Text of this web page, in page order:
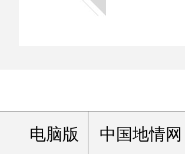
电脑版 中国地情网